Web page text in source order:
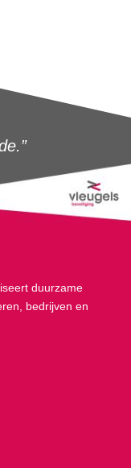
duurzame
bedrijven en